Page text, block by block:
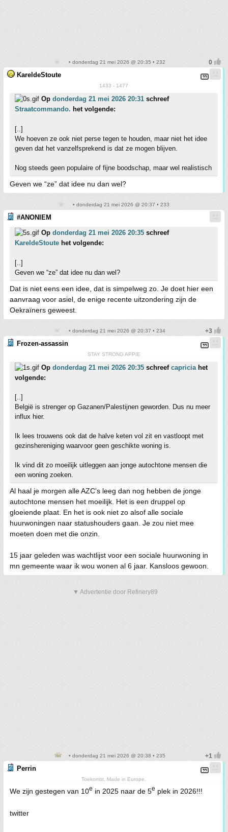
• donderdag 21 mei 2026 @ 20:35 • 232
KareldeStoute
1433 - 1477
Op donderdag 21 mei 2026 20:31 schreef
Straatcommando. het volgende:
[..]
We hoeven ze ook niet perse tegen te houden, maar niet het idee
geven dat het vanzelfsprekend is dat ze mogen blijven.
Nog steeds geen populaire of fijne boodschap, maar wel realistisch
Geven we “ze” dat idee nu dan wel?
• donderdag 21 mei 2026 @ 20:37 • 233
#ANONIEM
Op donderdag 21 mei 2026 20:35 schreef
KareldeStoute het volgende:
[..]
Geven we “ze” dat idee nu dan wel?
Dat is niet eens een idee, dat is simpelweg zo. Je doet hier een
aanvraag voor asiel, de enige recente uitzondering zijn de
Oekraïners geweest.
• donderdag 21 mei 2026 @ 20:37 • 234
Frozen-assassin
STAY STRONG APPIE
Op donderdag 21 mei 2026 20:35 schreef capriciahet
volgende:
[..]
België is strenger op Gazanen/Palestijnen geworden. Dus nu meer
influx hier.
Ik lees trouwens ook dat de halve keten vol zit en vastloopt met
gezinshereniging waarvoor geen geschikte woning is.
Ik vind dit zo moeilijk uitleggen aan jonge autochtone mensen die
een woning zoeken.
Al haal je morgen alle AZC's leeg dan nog hebben de jonge
autochtone mensen het moeilijk. Het is een druppel op
gloeiende plaat. En het is ook niet zo alsof alle sociale
huurwoningen naar statushouders gaan. Je zou niet mee
moeten doen met die onzin.
15 jaar geleden was wachtlijst voor een sociale huurwoning in
mn gemeente waar ik wou wonen al 6 jaar. Kansloos gewoon.
▼ Advertentie door Refinery89
• donderdag 21 mei 2026 @ 20:38 • 235
Perrin
Toekomst. Made in Europe.
We zijn gestegen van 10e in 2025 naar de 5e plek in 2026!!!
twitter